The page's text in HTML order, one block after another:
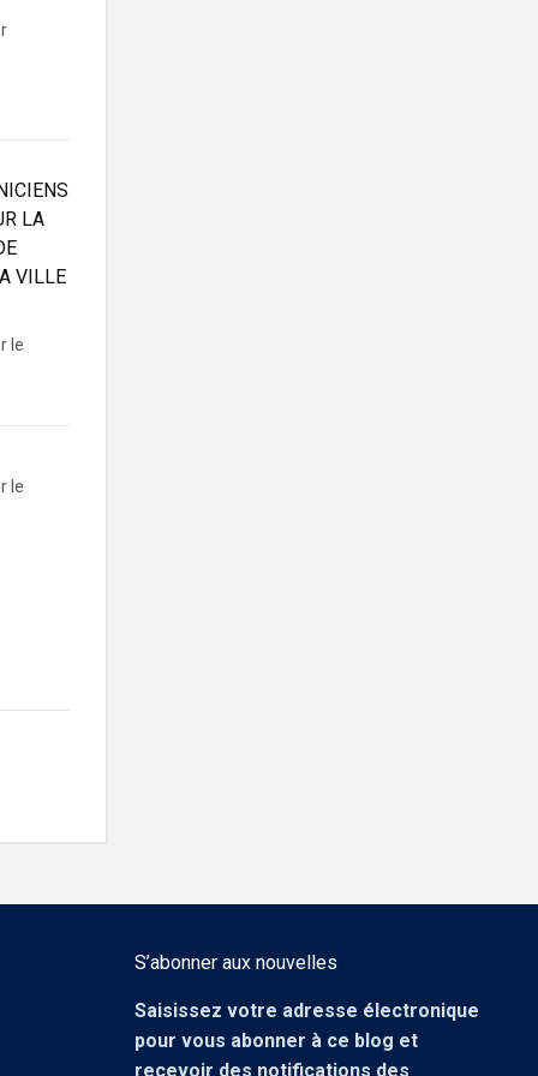
LA
VILLE
le
le
S’abonner aux nouvelles
Saisissez votre adresse électronique
pour vous abonner à ce blog et
recevoir des notifications des